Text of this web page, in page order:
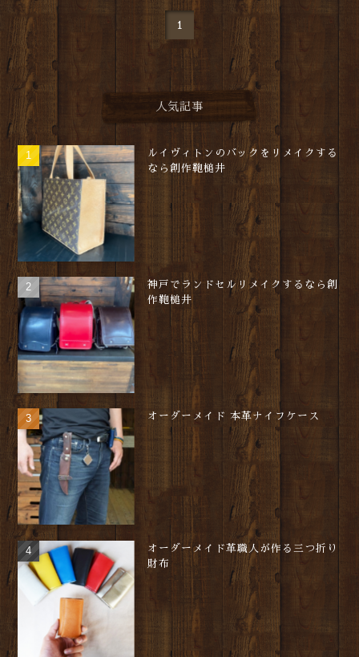
1
人気記事
ルイヴィトンのバックをリメイクする
なら創作鞄槌井
神戸でランドセルリメイクするなら創
作鞄槌井
オーダーメイド 本革ナイフケース
オーダーメイド革職人が作る三つ折り
財布